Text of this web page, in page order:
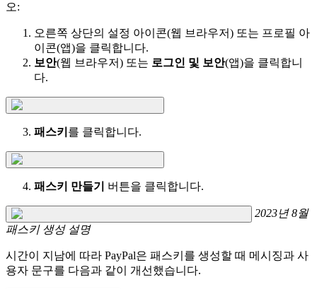
오:
오른쪽 상단의 설정 아이콘(웹 브라우저) 또는 프로필 아
이콘(앱)을 클릭합니다.
보안(웹 브라우저) 또는 로그인 및 보안(앱)을 클릭합니
다.
패스키 를 클릭합니다.
패스키 만들기 버튼을 클릭합니다.
2023년 8월
패스키 생성 설명
시간이 지남에 따라 PayPal은 패스키를 생성할 때 메시징과 사
용자 문구를 다음과 같이 개선했습니다.